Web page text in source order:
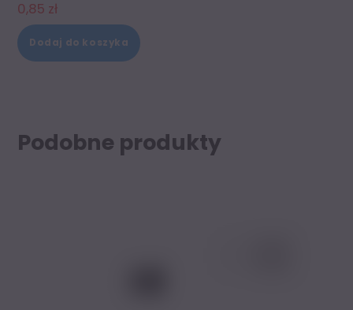
0,85 zł
Dodaj do koszyka
Podobne produkty